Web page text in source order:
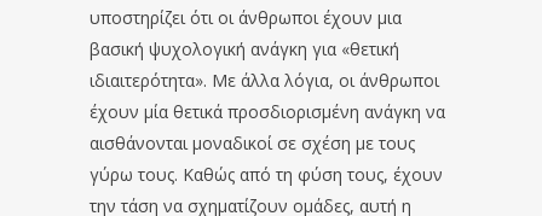
υποστηρίζει ότι οι άνθρωποι έχουν μια
βασική ψυχολογική ανάγκη για «θετική
ιδιαιτερότητα». Με άλλα λόγια, οι άνθρωποι
έχουν μία θετικά προσδιορισμένη ανάγκη να
αισθάνονται μοναδικοί σε σχέση με τους
γύρω τους. Καθώς από τη φύση τους, έχουν
την τάση να σχηματίζουν ομάδες, αυτή η